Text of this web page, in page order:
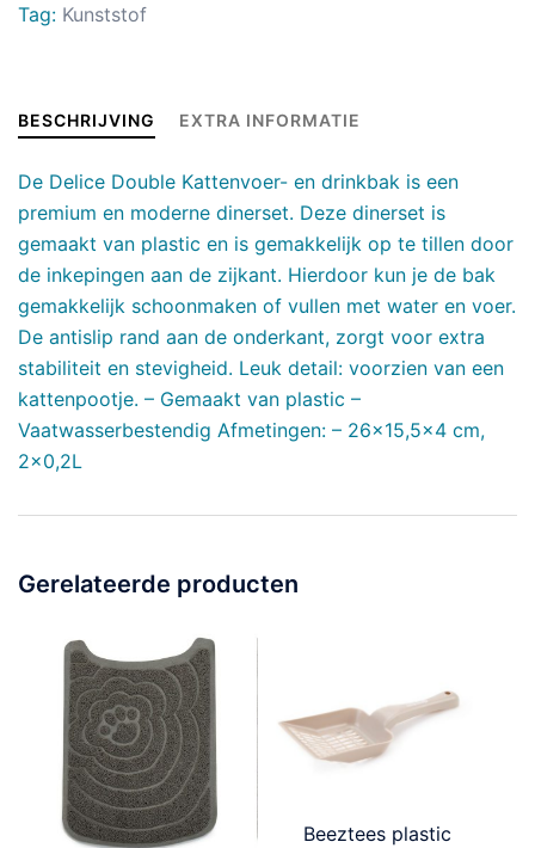
Tag: Kunststof
BESCHRIJVING EXTRA INFORMATIE
De Delice Double Kattenvoer- en drinkbak is een
premium en moderne dinerset. Deze dinerset is
gemaakt van plastic en is gemakkelijk op te tillen door
de inkepingen aan de zijkant. Hierdoor kun je de bak
gemakkelijk schoonmaken of vullen met water en voer.
De antislip rand aan de onderkant, zorgt voor extra
stabiliteit en stevigheid. Leuk detail: voorzien van een
kattenpootje. – Gemaakt van plastic –
Vaatwasserbestendig Afmetingen: – 26×15,5×4 cm,
2×0,2L
Gerelateerde producten
Beeztees plastic